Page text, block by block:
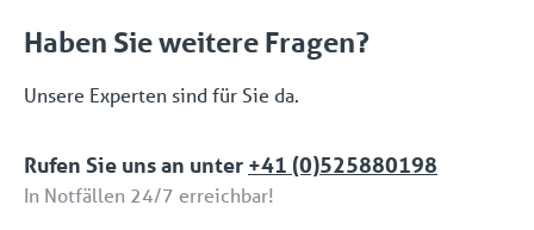
Haben Sie weitere Fragen?
Unsere Experten sind für Sie da.
Rufen Sie uns an unter +41 (0)525880198
In Notfällen 24/7 erreichbar!